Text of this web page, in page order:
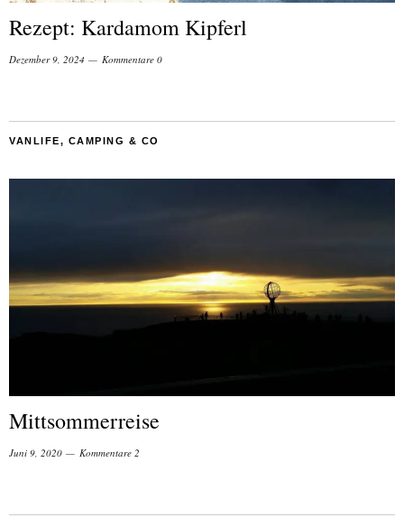
Rezept: Kardamom Kipferl
Dezember 9, 2024 Kommentare 0
VANLIFE, CAMPING & CO
Mittsommerreise
Juni 9, 2020 Kommentare 2